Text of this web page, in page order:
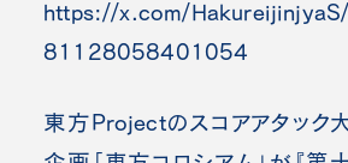
https://x.com/
81128058401054
東方Projectのスコアアタック